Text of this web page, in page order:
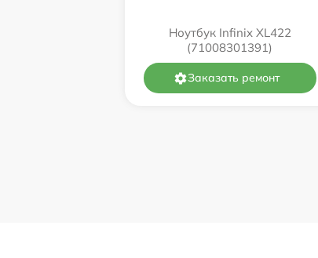
Ноутбук Infinix XL422
(71008301391)
Заказать ремонт